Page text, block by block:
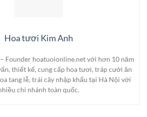
Hoa tươi Kim Anh
Founder hoatuoionline.net với hơn 10 năm
thiết kế, cung cấp hoa tươi, tráp cưới ăn
tang lễ, trái cây nhập khẩu tại Hà Nội với
chi nhánh toàn quốc.